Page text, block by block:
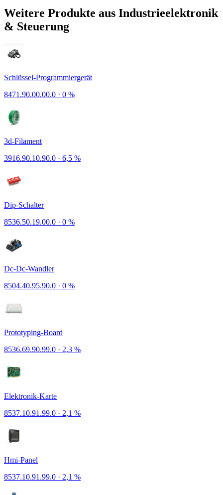
Weitere Produkte aus Industrieelektronik
& Steuerung
Schlüssel-Programmiergerät
8471.90.00.00.0 · 0 %
3d-Filament
3916.90.10.90.0 · 6,5 %
Dip-Schalter
8536.50.19.00.0 · 0 %
Dc-Dc-Wandler
8504.40.95.90.0 · 0 %
Prototyping-Board
8536.69.90.99.0 · 2,3 %
Elektronik-Karte
8537.10.91.99.0 · 2,1 %
Hmi-Panel
8537.10.91.99.0 · 2,1 %